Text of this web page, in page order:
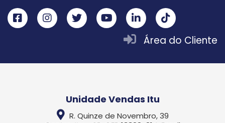
Área do Cliente
Unidade Vendas Itu
R. Quinze de Novembro, 39